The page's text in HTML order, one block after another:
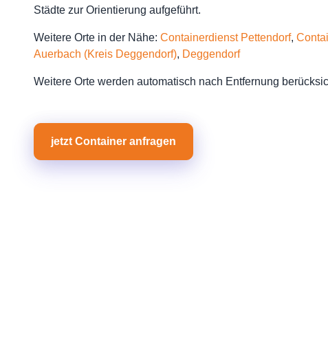
Städte zur Orientierung aufgeführt.
Weitere Orte in der Nähe: Containerdienst Pettendorf,
Auerbach (Kreis Deggendorf), Deggendorf
Weitere Orte werden automatisch nach Entfernung
jetzt Container anfragen